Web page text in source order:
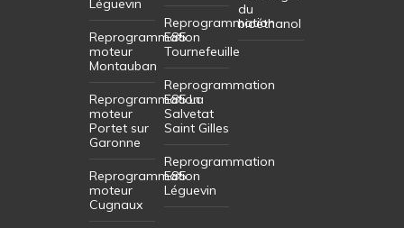
Léguevin
Reprogrammation
moteur
Montauban
Reprogrammation
moteur
Portet sur
Garonne
Reprogrammation
moteur
Cugnaux
Reprogrammation
E85
Tournefeuille
Reprogrammation
E85 La
Salvetat
Saint Gilles
Reprogrammation
E85
Léguevin
du
bioéthanol